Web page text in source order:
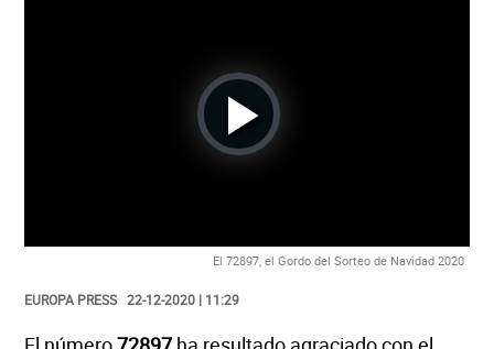
Play
El 72897, el Gordo del Sorteo de Navidad 2020
EUROPA PRESS 22-12-2020 | 11:29